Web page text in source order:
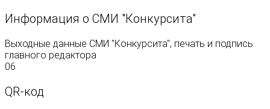
Информация о СМИ "Конкурсита"
Выходные данные СМИ "Конкурсита", печать и подпись
главного редактора
06
QR-код